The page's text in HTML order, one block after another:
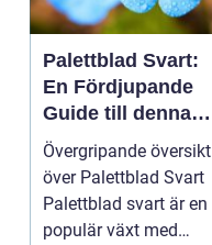
Palettblad Svart:
En Fördjupande
Guide till denna
Mörka Skönhet
Övergripande översikt
över Palettblad Svart
Palettblad svart är en
populär växt med